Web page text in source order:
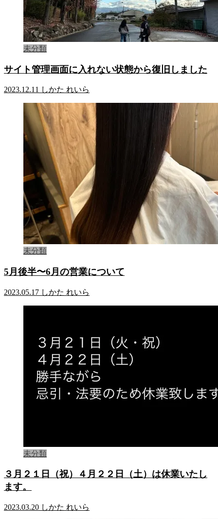
未分類
サイト管理画面に入れない状態から復旧しました
2023.12.11 しかた れいら
未分類
5月後半〜6月の営業について
2023.05.17 しかた れいら
未分類
３月２１日（祝）４月２２日（土）は休業いたし
ます。
2023.03.20 しかた れいら